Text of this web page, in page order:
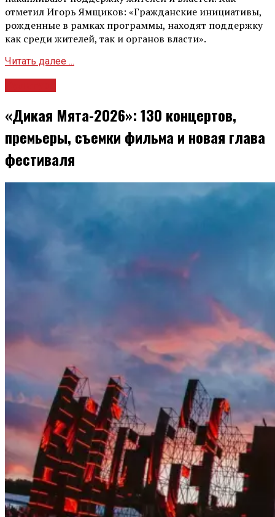
отметил Игорь Ямщиков: «Гражданские инициативы,
рожденные в рамках программы, находят поддержку
как среди жителей, так и органов власти».
Читать далее ...
«Дикая Мята-2026»: 130 концертов,
премьеры, съемки фильма и новая глава
фестиваля